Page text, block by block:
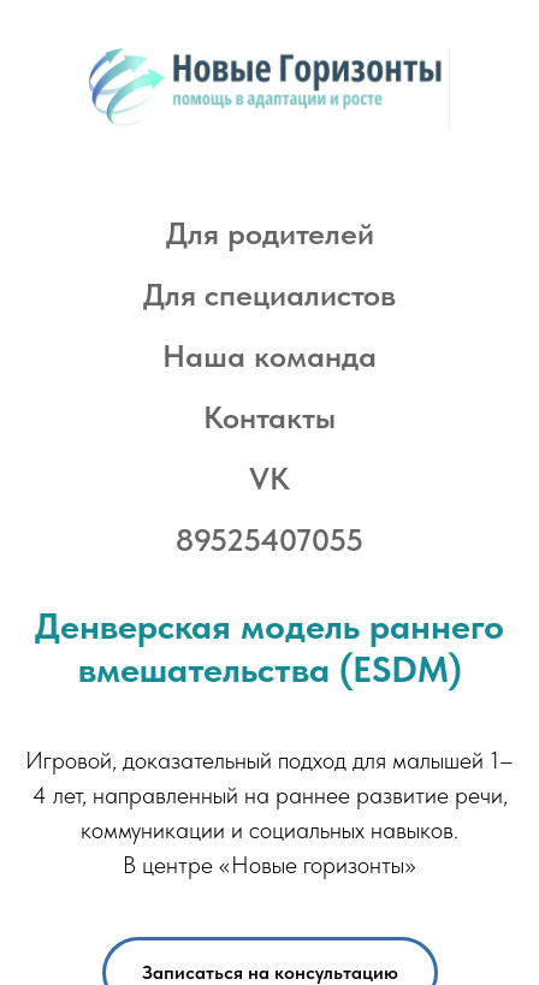
Для родителей
Для специалистов
Наша команда
Контакты
VK
89525407055
Денверская модель раннего
вмешательства (ESDM)
Игровой, доказательный подход для малышей 1–
4 лет, направленный на раннее развитие речи,
коммуникации и социальных навыков.
В центре «Новые горизонты»
Записаться на консультацию